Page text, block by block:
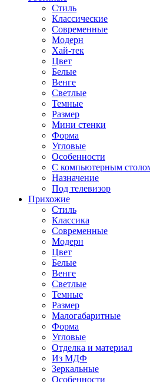
Стиль
Классические
Современные
Модерн
Хай-тек
Цвет
Белые
Венге
Светлые
Темные
Размер
Мини стенки
Форма
Угловые
Особенности
С компьютерным
Назначение
Под телевизор
Прихожие
Стиль
Классика
Современные
Модерн
Цвет
Белые
Венге
Светлые
Темные
Размер
Малогабаритные
Форма
Угловые
Отделка и материал
Из МДФ
Зеркальные
Особенности